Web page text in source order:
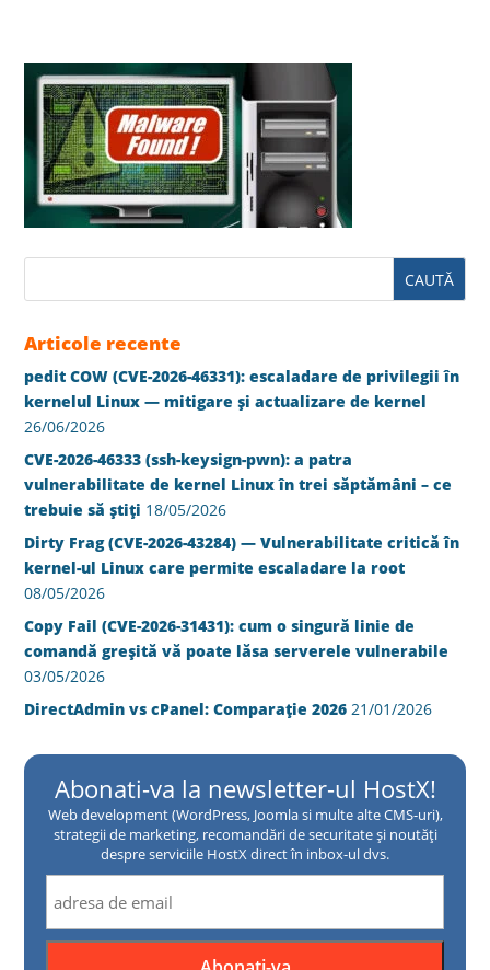
Articole recente
pedit COW (CVE-2026-46331): escaladare de privilegii în
kernelul Linux — mitigare și actualizare de kernel
26/06/2026
CVE-2026-46333 (ssh-keysign-pwn): a patra
vulnerabilitate de kernel Linux în trei săptămâni – ce
trebuie să știți 18/05/2026
Dirty Frag (CVE-2026-43284) — Vulnerabilitate critică în
kernel-ul Linux care permite escaladare la root
08/05/2026
Copy Fail (CVE-2026-31431): cum o singură linie de
comandă greșită vă poate lăsa serverele vulnerabile
03/05/2026
DirectAdmin vs cPanel: Comparație 2026 21/01/2026
Abonati-va la newsletter-ul HostX!
Web development (WordPress, Joomla si multe alte CMS-uri),
strategii de marketing, recomandări de securitate și noutăți
despre serviciile HostX direct în inbox-ul dvs.